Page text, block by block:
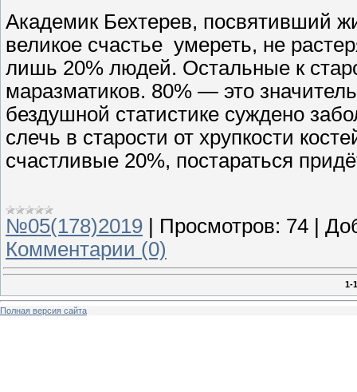
Академик Бехтерев, посвятивший
великое счастье умереть, не
лишь 20% людей. Остальные к
маразматиков. 80% — это
бездушной статистике суждено
слечь в старости от хрупкости
счастливые 20%, постараться
№05(178)2019 Просмотров: 74
Комментарии (0)
1-
Полная версия сайта